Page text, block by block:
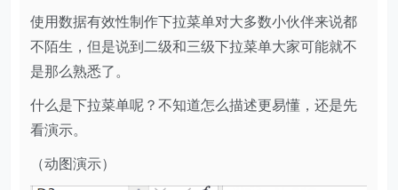
使用数据有效性制作下拉菜单对大多数小伙伴来说都
不陌生，但是说到二级和三级下拉菜单大家可能就不
是那么熟悉了。
什么是下拉菜单呢？不知道怎么描述更易懂，还是先
看演示。
（动图演示）